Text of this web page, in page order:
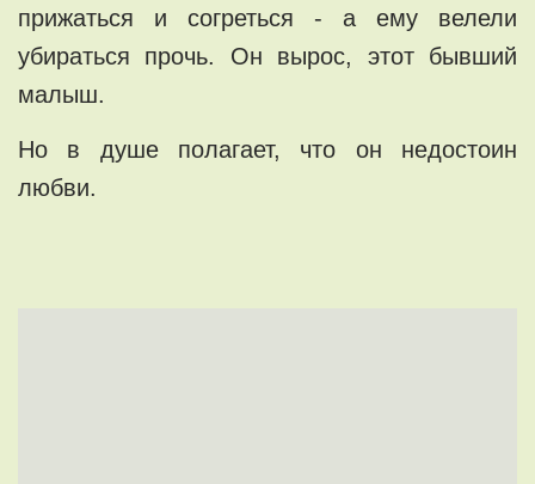
прижаться и согреться - а ему велели
убираться прочь. Он вырос, этот бывший
малыш.
Но в душе полагает, что он недостоин
любви.